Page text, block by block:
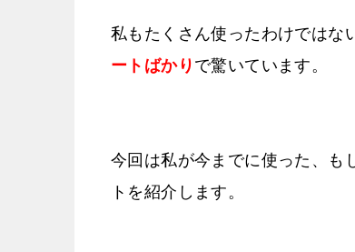
私もたくさん使ったわけではな
ートばかり で驚いています。
今回は私が今までに使った、も
トを紹介します。